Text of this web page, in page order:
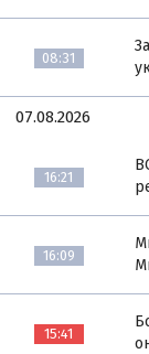
08:31
07.08.2026
16:21
16:09
15:41